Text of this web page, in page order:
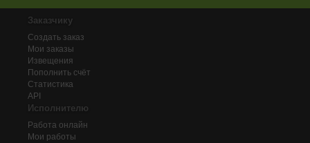
Заказчику
Создать заказ
Мои заказы
Извещения
Пополнить счёт
Статистика
API
Исполнителю
Работа онлайн
Мои работы